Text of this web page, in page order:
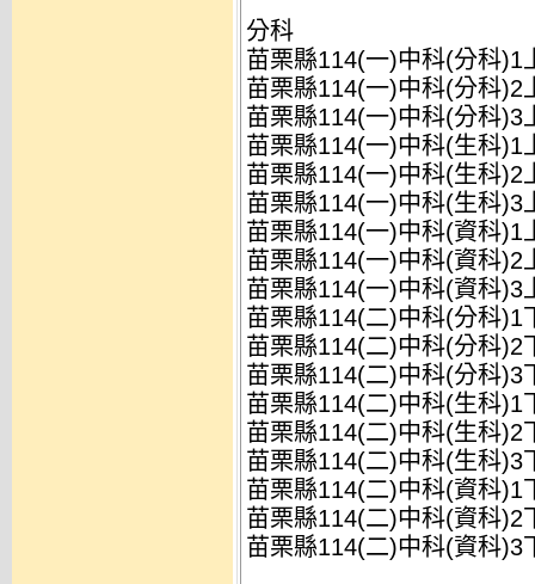
分科
苗栗縣114(一)中科(分科)1
苗栗縣114(一)中科(分科)2
苗栗縣114(一)中科(分科)3
苗栗縣114(一)中科(生科)1
苗栗縣114(一)中科(生科)2
苗栗縣114(一)中科(生科)3
苗栗縣114(一)中科(資科)1
苗栗縣114(一)中科(資科)2
苗栗縣114(一)中科(資科)3
苗栗縣114(二)中科(分科)1
苗栗縣114(二)中科(分科)2
苗栗縣114(二)中科(分科)3
苗栗縣114(二)中科(生科)1
苗栗縣114(二)中科(生科)2
苗栗縣114(二)中科(生科)3
苗栗縣114(二)中科(資科)1
苗栗縣114(二)中科(資科)2
苗栗縣114(二)中科(資科)3